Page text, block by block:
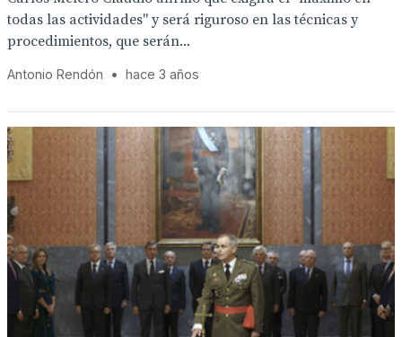
todas las actividades" y será riguroso en las técnicas y
procedimientos, que serán...
Antonio Rendón • hace 3 años